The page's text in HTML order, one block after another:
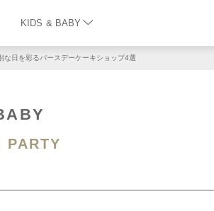
KIDS & BABY
日を彩るバースデーケーキショップ4選
PARTY